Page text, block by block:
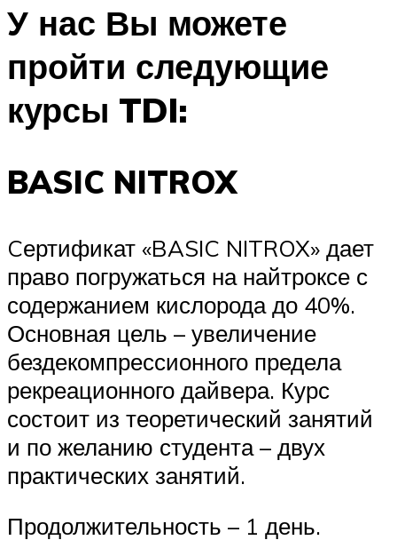
У нас Вы можете
пройти следующие
курсы TDI:
BASIC NITROX
Cертификат «BASIC NITROX» дает
право погружаться на найтроксе с
содержанием кислорода до 40%.
Основная цель – увеличение
бездекомпрессионного предела
рекреационного дайвера. Курс
состоит из теоретический занятий
и по желанию студента – двух
практических занятий.
Продолжительность – 1 день.